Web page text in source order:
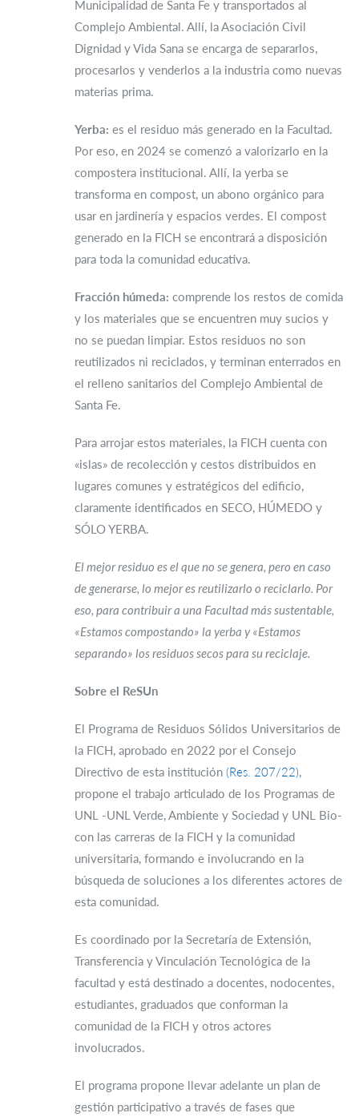
Municipalidad de Santa Fe y transportados al
Complejo Ambiental. Allí, la Asociación Civil
Dignidad y Vida Sana se encarga de separarlos,
procesarlos y venderlos a la industria como nuevas
materias prima.
Yerba: es el residuo más generado en la Facultad.
Por eso, en 2024 se comenzó a valorizarlo en la
compostera institucional. Allí, la yerba se
transforma en compost, un abono orgánico para
usar en jardinería y espacios verdes. El compost
generado en la FICH se encontrará a disposición
para toda la comunidad educativa.
Fracción húmeda: comprende los restos de comida
y los materiales que se encuentren muy sucios y
no se puedan limpiar. Estos residuos no son
reutilizados ni reciclados, y terminan enterrados en
el relleno sanitarios del Complejo Ambiental de
Santa Fe.
Para arrojar estos materiales, la FICH cuenta con
«islas» de recolección y cestos distribuidos en
lugares comunes y estratégicos del edificio,
claramente identificados en SECO, HÚMEDO y
SÓLO YERBA.
El mejor residuo es el que no se genera, pero en caso
de generarse, lo mejor es reutilizarlo o reciclarlo. Por
eso, para contribuir a una Facultad más sustentable,
«Estamos compostando» la yerba y «Estamos
separando» los residuos secos para su reciclaje.
Sobre el ReSUn
El Programa de Residuos Sólidos Universitarios de
la FICH, aprobado en 2022 por el Consejo
Directivo de esta institución (Res. 207/22),
propone el trabajo articulado de los Programas de
UNL -UNL Verde, Ambiente y Sociedad y UNL Bio-
con las carreras de la FICH y la comunidad
universitaria, formando e involucrando en la
búsqueda de soluciones a los diferentes actores de
esta comunidad.
Es coordinado por la Secretaría de Extensión,
Transferencia y Vinculación Tecnológica de la
facultad y está destinado a docentes, nodocentes,
estudiantes, graduados que conforman la
comunidad de la FICH y otros actores
involucrados.
El programa propone llevar adelante un plan de
gestión participativo a través de fases que